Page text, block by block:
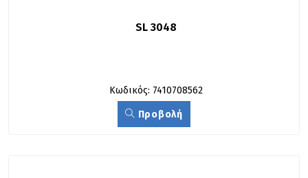
SL 3048
Κωδικός: 7410708562
Προβολή